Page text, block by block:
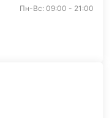
Пн-Вс: 09:00 - 21:00